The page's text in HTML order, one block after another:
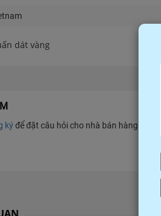
dát vàng
kýđể đặt câu hỏi cho nhà bán hàng